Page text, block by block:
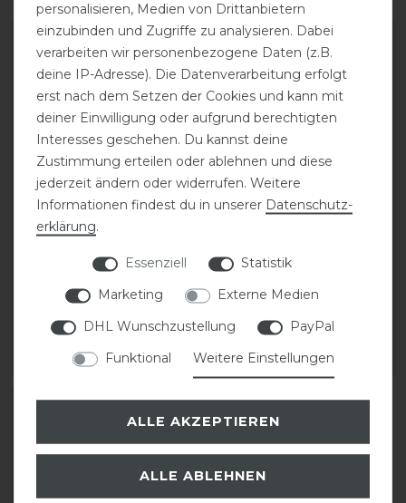
BR Ultimo Streichkappe
ARTIKEL MERKEN
26,95 € *
1 Paar
ARTIKEL MERKEN
personalisieren, Medien von Drittanbietern
einzubinden und Zugriffe zu analysieren. Dabei
verarbeiten wir personenbezogene Daten (z.B.
deine IP-Adresse). Die Datenverarbeitung erfolgt
erst nach dem Setzen der Cookies und kann mit
deiner Einwilligung oder aufgrund berechtigten
Interesses geschehen. Du kannst deine
Zustimmung erteilen oder ablehnen und diese
jederzeit ändern oder widerrufen. Weitere
Informationen findest du in unserer Daten­schutz­
erklärung.
Essenziell
Statistik
Marketing
Externe Medien
DHL Wunschzustellung
PayPal
Funktional
Weitere Einstellungen
ALLE AKZEPTIEREN
ALLE ABLEHNEN